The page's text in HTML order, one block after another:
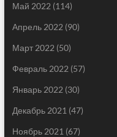
Май 2022 (114)
Апрель 2022 (90)
Март 2022 (50)
Февраль 2022 (57)
Январь 2022 (30)
Декабрь 2021 (47)
Ноябрь 2021 (67)